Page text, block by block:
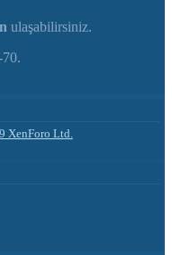
ulaşabilirsiniz.
XenForo Ltd.